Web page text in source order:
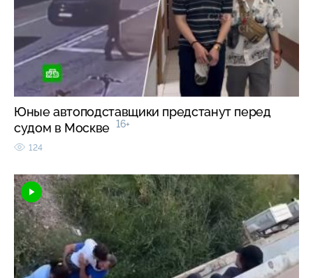
Юные автоподставщики предстанут перед
судом в Москве 16+
124